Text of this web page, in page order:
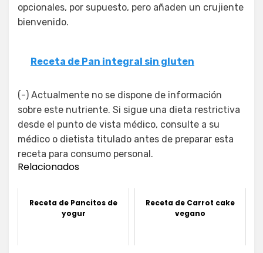
opcionales, por supuesto, pero añaden un crujiente
bienvenido.
Receta de Pan integral sin gluten
(-) Actualmente no se dispone de información
sobre este nutriente. Si sigue una dieta restrictiva
desde el punto de vista médico, consulte a su
médico o dietista titulado antes de preparar esta
receta para consumo personal.
Relacionados
Receta de Pancitos de
yogur
Receta de Carrot cake
vegano